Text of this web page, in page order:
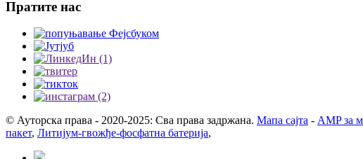
Пратите нас
© Ауторска права - 2020-2025: Сва права задржана. Мапа сајта - AMP за
пакет, Литијум-гвожђе-фосфатна батерија,